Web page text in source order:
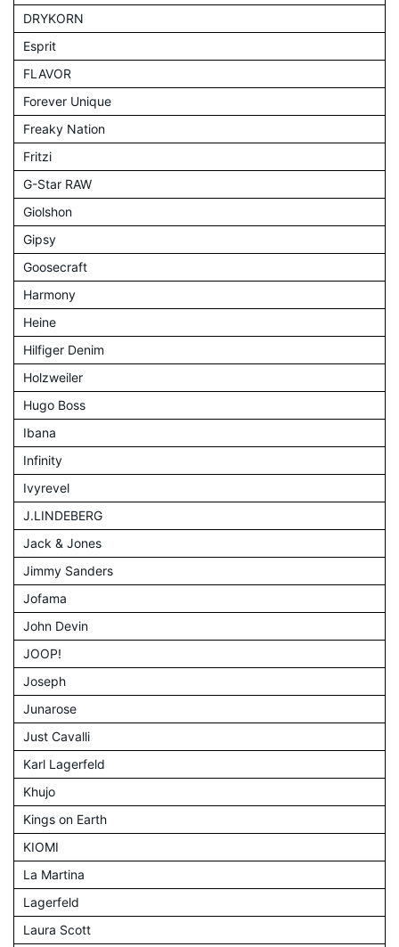
DRYKORN
Esprit
FLAVOR
Forever Unique
Freaky Nation
Fritzi
G-Star RAW
Giolshon
Gipsy
Goosecraft
Harmony
Heine
Hilfiger Denim
Holzweiler
Hugo Boss
Ibana
Infinity
Ivyrevel
J.LINDEBERG
Jack & Jones
Jimmy Sanders
Jofama
John Devin
JOOP!
Joseph
Junarose
Just Cavalli
Karl Lagerfeld
Khujo
Kings on Earth
KIOMI
La Martina
Lagerfeld
Laura Scott